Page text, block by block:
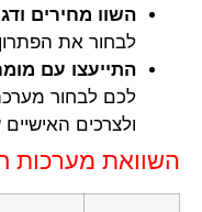
השוו מחירים
לבחור את
התייעצו עם
לכם לבחור
ולצרכים
השוואת מערכות